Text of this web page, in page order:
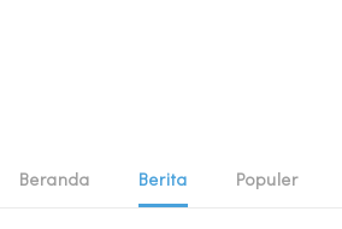
Beranda Berita Populer